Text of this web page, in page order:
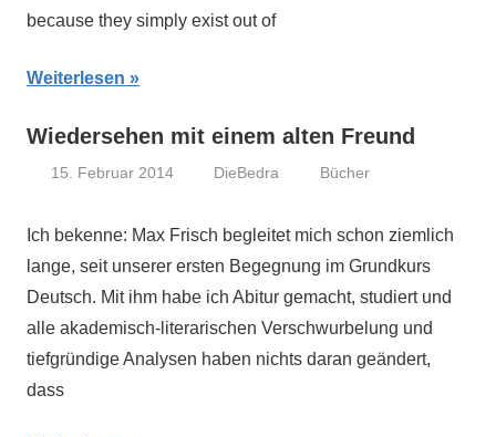
because they simply exist out of
Weiterlesen
Wiedersehen mit einem alten Freund
15. Februar 2014 DieBedra Bücher
Ich bekenne: Max Frisch begleitet mich schon ziemlich
lange, seit unserer ersten Begegnung im Grundkurs
Deutsch. Mit ihm habe ich Abitur gemacht, studiert und
alle akademisch-literarischen Verschwurbelung und
tiefgründige Analysen haben nichts daran geändert,
dass